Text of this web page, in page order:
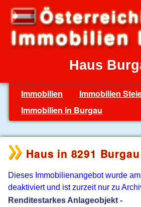
Haus
Immobilien
Immobilien
Immobilien in Burgau
Haus in 8291 Burgau
Dieses Immobilienangebot wurde
deaktiviert und ist zurzeit nur zu
Renditestarkes Anlageobjekt -